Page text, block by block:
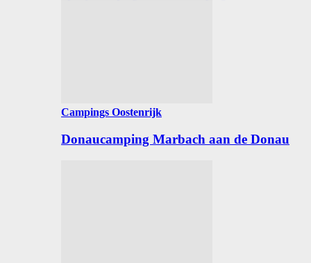
Campings Oostenrijk
Donaucamping Marbach aan de Donau